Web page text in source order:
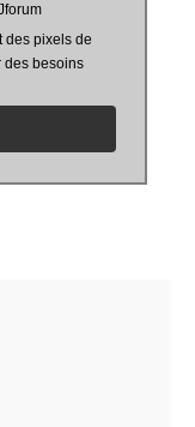
des pixels de
des besoins